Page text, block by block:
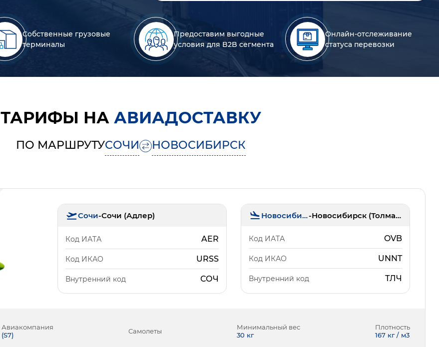
Собственные грузовые
терминалы
Предоставим выгодные
условия для B2B сегмента
Онлайн-отслеживание
статуса перевозки
ТАРИФЫ НА АВИАДОСТАВКУ
ПО МАРШРУТУСОЧИ НОВОСИБИРСК
Сочи-Сочи (Адлер)
Код ИАТА AER
Код ИКАО URSS
Внутренний код СОЧ
Новосибирск- Новосибирск (Толмачёво)
Код ИАТА OVB
Код ИКАО UNNT
Внутренний код ТЛЧ
Авиакомпания
(S7) Самолеты
Минимальный вес
30 кг
Плотность
167 кг / м3